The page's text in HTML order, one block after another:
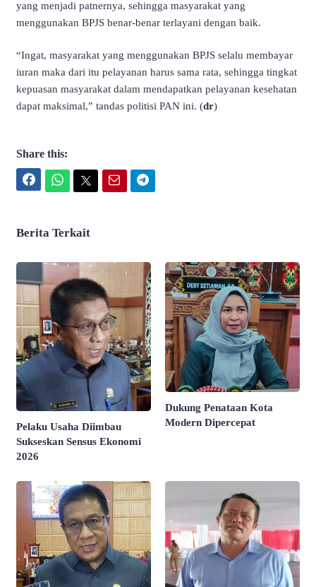
yang menjadi patnernya, sehingga masyarakat yang
menggunakan BPJS benar-benar terlayani dengan baik.
“Ingat, masyarakat yang menggunakan BPJS selalu membayar
iuran maka dari itu pelayanan harus sama rata, sehingga tingkat
kepuasan masyarakat dalam mendapatkan pelayanan kesehatan
dapat maksimal,” tandas politisi PAN ini. (dr)
Share this:
Berita Terkait
Pelaku Usaha Diimbau
Sukseskan Sensus Ekonomi
2026
Dukung Penataan Kota
Modern Dipercepat